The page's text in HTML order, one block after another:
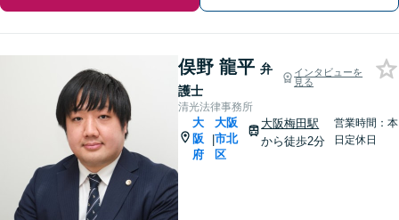
俣野 龍平 弁
護士
インタビューを
見る
清光法律事務所
大
阪
府
|
大阪
市北
区
大阪梅田駅
から徒歩2分
営業時間：本
日定休日